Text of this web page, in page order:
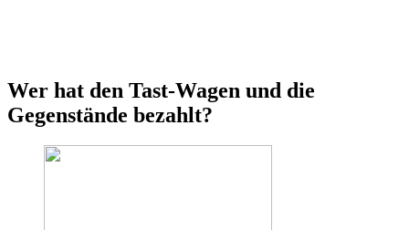
Wer hat den Tast-Wagen und die
Gegenstände bezahlt?